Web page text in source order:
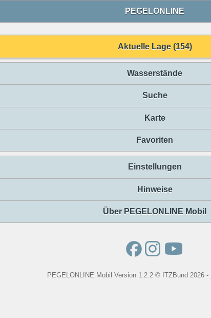
PEGELONLINE
Aktuelle Lage (154)
Wasserstände
Suche
Karte
Favoriten
Einstellungen
Hinweise
Über PEGELONLINE Mobil
PEGELONLINE Mobil Version 1.2.2 © ITZBund 2026 -